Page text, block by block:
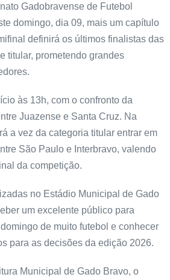
Gadobravense de Futebol
domingo, dia 09, mais um capítulo
definirá os últimos finalistas das
titular, prometendo grandes
às 13h, com o confronto da
Juazense e Santa Cruz. Na
a vez da categoria titular entrar em
São Paulo e Interbravo, valendo
da competição.
no Estádio Municipal de Gado
um excelente público para
de muito futebol e conhecer
para as decisões da edição 2026.
Municipal de Gado Bravo, o